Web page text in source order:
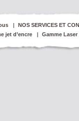
NOS SERVICES ET
jet d’encre
Gamme Laser